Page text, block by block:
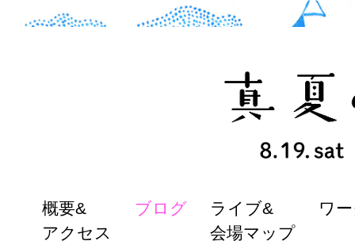
SKIP
TO
概要&
アクセス
ブログ
ライブ&
会場マップ
ワ